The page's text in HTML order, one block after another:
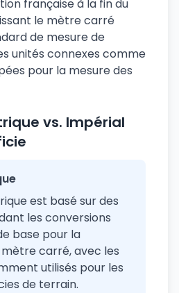
française à la fin du
le mètre carré
de mesure de
unités connexes comme
pour la mesure des
vs. Impérial
est basé sur des
les conversions
base pour la
carré, avec les
utilisés pour les
de terrain.